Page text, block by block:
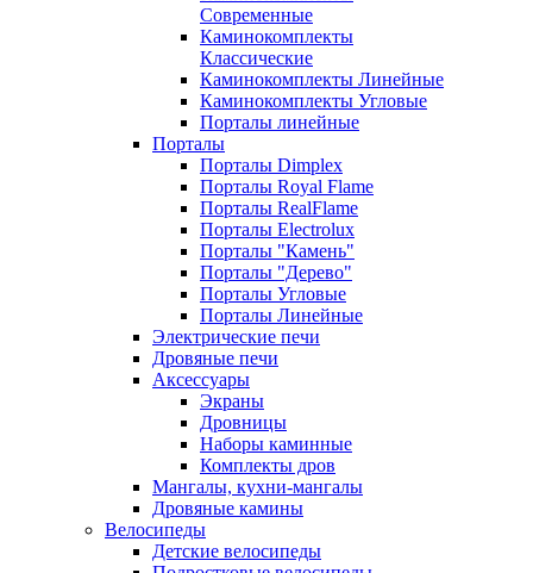
Современные
Каминокомплекты
Классические
Каминокомплекты Линейные
Каминокомплекты Угловые
Порталы линейные
Порталы
Порталы Dimplex
Порталы Royal Flame
Порталы RealFlame
Порталы Electrolux
Порталы "Камень"
Порталы "Дерево"
Порталы Угловые
Порталы Линейные
Электрические печи
Дровяные печи
Аксессуары
Экраны
Дровницы
Наборы каминные
Комплекты дров
Мангалы, кухни-мангалы
Дровяные камины
Велосипеды
Детские велосипеды